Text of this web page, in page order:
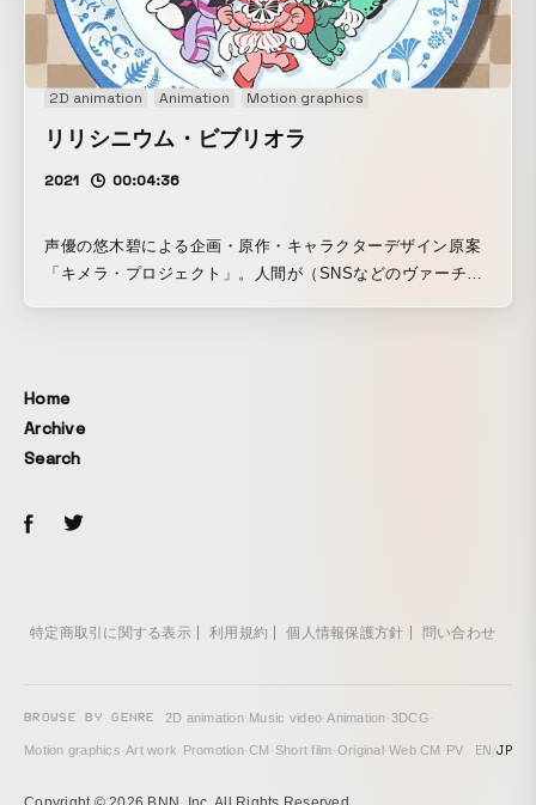
2D animation Animation Motion graphics
リリシニウム・ビブリオラ
2021 00:04:36
声優の悠木碧による企画・原作・キャラクターデザイン原案
「キメラ・プロジェクト」。人間が（SNSなどのヴァーチャ
ろしくも可愛らしい世界観を表現しながら「人間が発する言
葉を食べたいという欲求」を描いている。
Home
Archive
Search
特定商取引に関する表示 利用規約 個人情報保護方針 問い合わせ
BROWSE BY GENRE 2D animation· Music video·Animation·3DCG·
Motion graphics·Art work· Promotion·CM · Short film·Original ·Web CM · PV EN/JP